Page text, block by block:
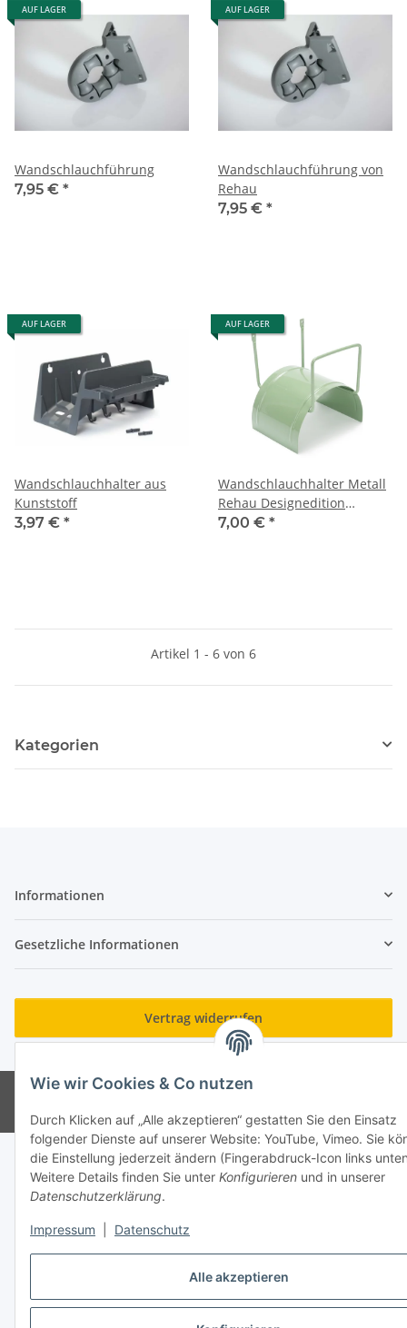
Alle akzeptieren
Wie wir Cookies & Co nutzen
Durch Klicken auf „Alle akzeptieren“ gestatten Sie den Einsatz
folgender Dienste auf unserer Website: YouTube, Vimeo. Sie
die Einstellung jederzeit ändern (Fingerabdruck-Icon links
Weitere Details finden Sie unter Konfigurieren und in unserer
Datenschutzerklärung.
Impressum Datenschutz
AUF LAGER
Wandschlauchführung
7,95 € *
AUF LAGER
Wandschlauchführung von
Rehau
7,95 € *
AUF LAGER
Wandschlauchhalter aus
Kunststoff
3,97 € *
AUF LAGER
Wandschlauchhalter Metall
Rehau Designedition
"greenline"
7,00 € *
Artikel 1 - 6 von 6
Kategorien
Informationen
Gesetzliche Informationen
Vertrag widerrufen
* Alle Preise inkl. gesetzlicher USt., zzgl. Versand
© 2023 Schlauchverkauf.de Besucherzähler: 949096